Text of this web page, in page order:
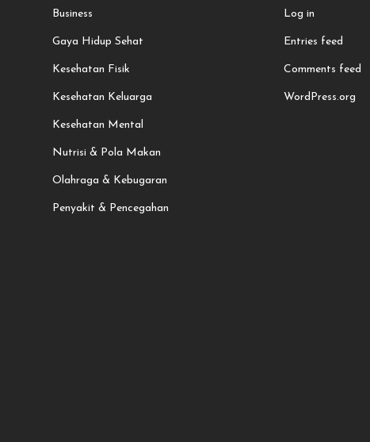
Business
Gaya Hidup Sehat
Kesehatan Fisik
Kesehatan Keluarga
Kesehatan Mental
Nutrisi & Pola Makan
Olahraga & Kebugaran
Penyakit & Pencegahan
Log in
Entries feed
Comments feed
WordPress.org